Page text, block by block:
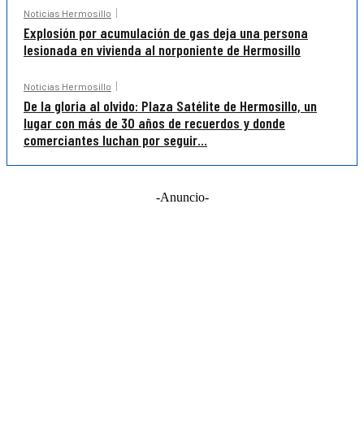
Noticias Hermosillo
Explosión por acumulación de gas deja una persona
lesionada en vivienda al norponiente de Hermosillo
Noticias Hermosillo
De la gloria al olvido: Plaza Satélite de Hermosillo, un
lugar con más de 30 años de recuerdos y donde
comerciantes luchan por seguir...
-Anuncio-